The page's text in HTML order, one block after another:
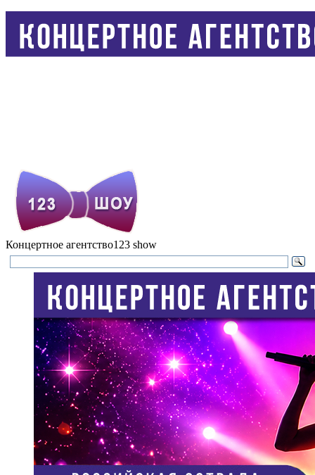
Концертное агентство123 show